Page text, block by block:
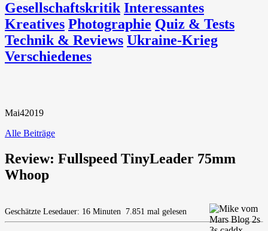
Gesellschaftskritik Interessantes
Kreatives Photographie Quiz & Tests
Technik & Reviews Ukraine-Krieg
Verschiedenes
Mai42019
Alle Beiträge
Review: Fullspeed TinyLeader 75mm
Whoop
Geschätzte Lesedauer: 16 Minuten 7.851 mal gelesen